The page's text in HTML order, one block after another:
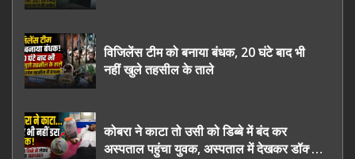
विजिलेंस टीम को बनाया बंधक, 20 घंटे बाद भी
नहीं खुले तहसील के ताले
कोबरा ने काटा तो उसी को डिब्बे में बंद कर
अस्पताल पहुंचा युवक, अस्पताल में देखकर डॉक्टर